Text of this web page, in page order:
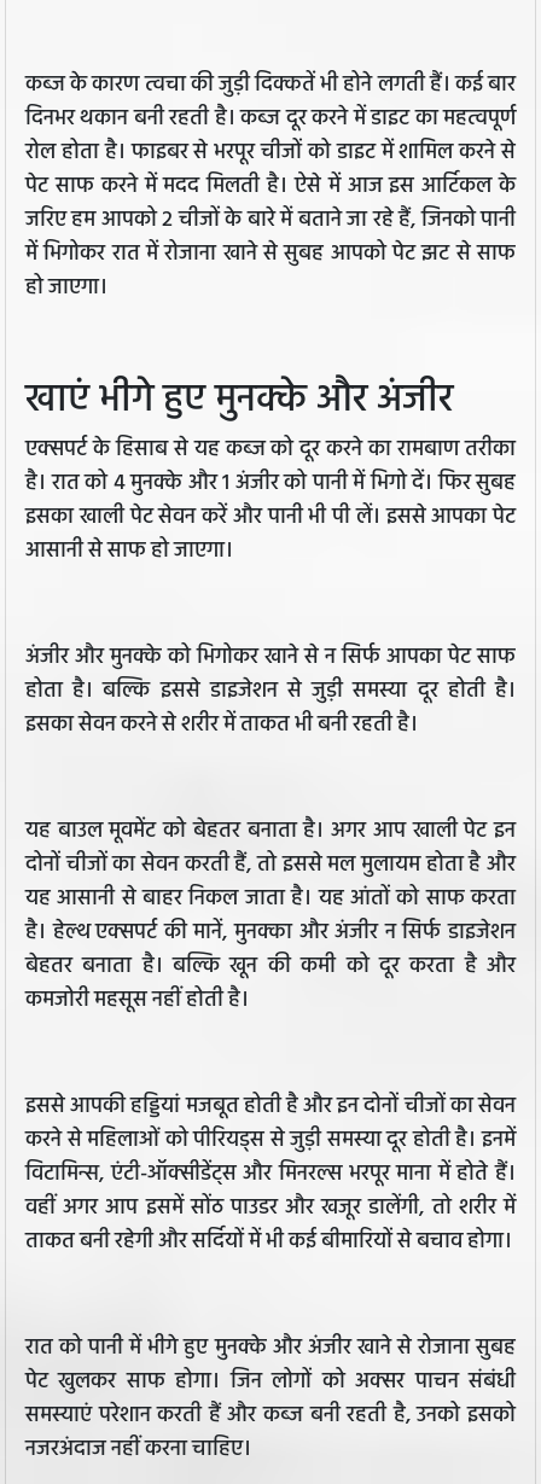
कब्ज के कारण त्वचा की जुड़ी दिक्कतें भी होने लगती हैं। कई बार
दिनभर थकान बनी रहती है। कब्ज दूर करने में डाइट का महत्वपूर्ण
रोल होता है। फाइबर से भरपूर चीजों को डाइट में शामिल करने से
पेट साफ करने में मदद मिलती है। ऐसे में आज इस आर्टिकल के
जरिए हम आपको 2 चीजों के बारे में बताने जा रहे हैं, जिनको पानी
में भिगोकर रात में रोजाना खाने से सुबह आपको पेट झट से साफ
हो जाएगा।
खाएं भीगे हुए मुनक्के और अंजीर
एक्सपर्ट के हिसाब से यह कब्ज को दूर करने का रामबाण तरीका
है। रात को 4 मुनक्के और 1 अंजीर को पानी में भिगो दें। फिर सुबह
इसका खाली पेट सेवन करें और पानी भी पी लें। इससे आपका पेट
आसानी से साफ हो जाएगा।
अंजीर और मुनक्के को भिगोकर खाने से न सिर्फ आपका पेट साफ
होता है। बल्कि इससे डाइजेशन से जुड़ी समस्या दूर होती है।
इसका सेवन करने से शरीर में ताकत भी बनी रहती है।
यह बाउल मूवमेंट को बेहतर बनाता है। अगर आप खाली पेट इन
दोनों चीजों का सेवन करती हैं, तो इससे मल मुलायम होता है और
यह आसानी से बाहर निकल जाता है। यह आंतों को साफ करता
है। हेल्थ एक्सपर्ट की मानें, मुनक्का और अंजीर न सिर्फ डाइजेशन
बेहतर बनाता है। बल्कि खून की कमी को दूर करता है और
कमजोरी महसूस नहीं होती है।
इससे आपकी हड्डियां मजबूत होती है और इन दोनों चीजों का सेवन
करने से महिलाओं को पीरियड्स से जुड़ी समस्या दूर होती है। इनमें
विटामिन्स, एंटी-ऑक्सीडेंट्स और मिनरल्स भरपूर माना में होते हैं।
वहीं अगर आप इसमें सोंठ पाउडर और खजूर डालेंगी, तो शरीर में
ताकत बनी रहेगी और सर्दियों में भी कई बीमारियों से बचाव होगा।
रात को पानी में भीगे हुए मुनक्के और अंजीर खाने से रोजाना सुबह
पेट खुलकर साफ होगा। जिन लोगों को अक्सर पाचन संबंधी
समस्याएं परेशान करती हैं और कब्ज बनी रहती है, उनको इसको
नजरअंदाज नहीं करना चाहिए।